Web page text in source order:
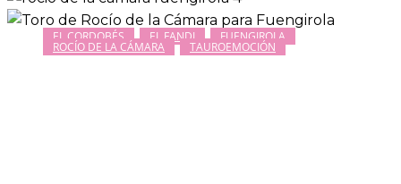
EL CORDOBÉS EL FANDI FUENGIROLA
ROCÍO DE LA CÁMARA TAUROEMOCIÓN